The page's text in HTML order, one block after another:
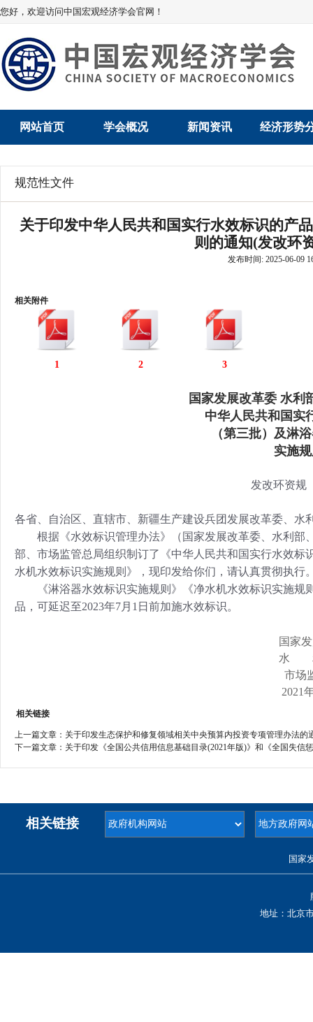
您好，欢迎访问中国宏观经济学会官网！
网站首页 学会概况
学会领导
学会章程
特邀研究员
新闻资讯
学会动态
会员动态
经济形势
经济运行与
产业发展
规范性文件
关于印发中华人民共和国实行水效标识的产
则的通知(发改环
发布时间: 2025-06-09
相关附件
1 2 3
国家发展改革委 水利
中华人民共和国实
（第三批）及淋
实施
发改环资规
各省、自治区、直辖市、新疆生产建设兵团发展改革委、
根据《水效标识管理办法》（国家发展改革委、水利部
部、市场监管总局组织制订了《中华人民共和国实行水效
水机水效标识实施规则》，现印发给你们，请认真贯彻执行
《淋浴器水效标识实施规则》《净水机水效标识实施规
品，可延迟至2023年7月1日前加施水效标识。
国家
水
市场
2021
相关链接
上一篇文章： 关于印发生态保护和修复领域相关中央预算内投资专项管理办法的
下一篇文章： 关于印发《全国公共信用信息基础目录(2021年版)》和《全国失信
相关链接
国家
地址：北京